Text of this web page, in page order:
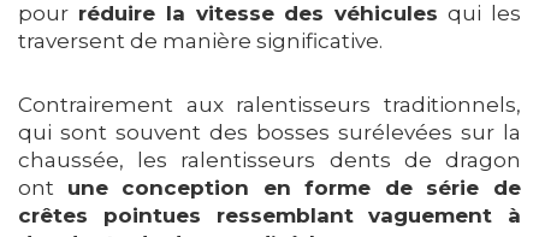
pour réduire la vitesse des véhicules qui les
traversent de manière significative.
Contrairement aux ralentisseurs traditionnels,
qui sont souvent des bosses surélevées sur la
chaussée, les ralentisseurs dents de dragon
ont une conception en forme de série de
crêtes pointues ressemblant vaguement à